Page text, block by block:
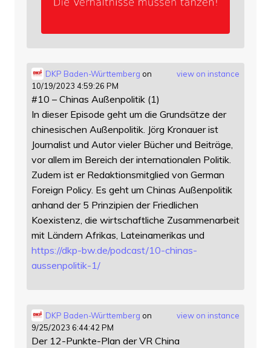
view on instance
DKP Baden-Württemberg on
10/19/2023 4:59:26 PM
#10 – Chinas Außenpolitik (1)
In dieser Episode geht um die Grundsätze der
chinesischen Außenpolitik. Jörg Kronauer ist
Journalist und Autor vieler Bücher und Beiträge,
vor allem im Bereich der internationalen Politik.
Zudem ist er Redaktionsmitglied von German
Foreign Policy. Es geht um Chinas Außenpolitik
anhand der 5 Prinzipien der Friedlichen
Koexistenz, die wirtschaftliche Zusammenarbeit
mit Ländern Afrikas, Lateinamerikas und
https://dkp-bw.de/podcast/10-chinas-
aussenpolitik-1/
view on instance
DKP Baden-Württemberg on
9/25/2023 6:44:42 PM
Der 12-Punkte-Plan der VR China